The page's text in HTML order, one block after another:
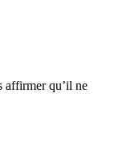
affirmer qu’il ne